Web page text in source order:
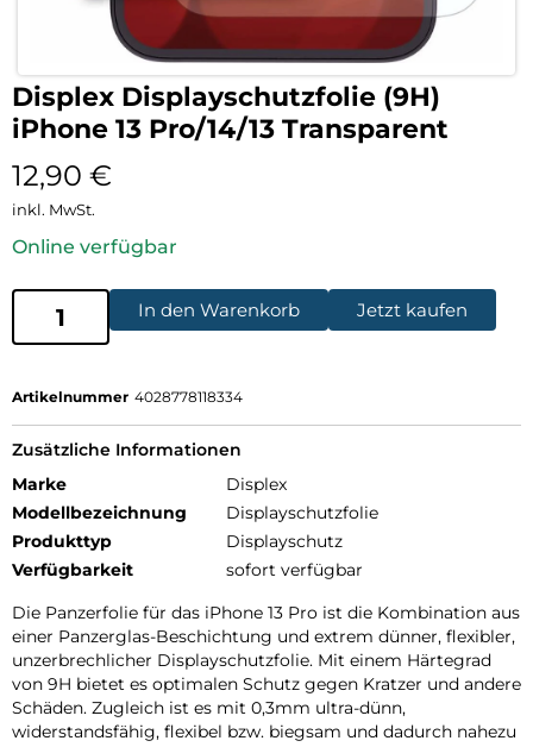
Displex Displayschutzfolie (9H)
iPhone 13 Pro/14/13 Transparent
12,90 €
inkl. MwSt.
Online verfügbar
In den Warenkorb Jetzt kaufen
Artikelnummer 4028778118334
Zusätzliche Informationen
Marke
Displex
Modellbezeichnung
Displayschutzfolie
Produkttyp
Displayschutz
Verfügbarkeit
sofort verfügbar
Die Panzerfolie für das iPhone 13 Pro ist die Kombination aus
einer Panzerglas-Beschichtung und extrem dünner, flexibler,
unzerbrechlicher Displayschutzfolie. Mit einem Härtegrad
von 9H bietet es optimalen Schutz gegen Kratzer und andere
Schäden. Zugleich ist es mit 0,3mm ultra-dünn,
widerstandsfähig, flexibel bzw. biegsam und dadurch nahezu